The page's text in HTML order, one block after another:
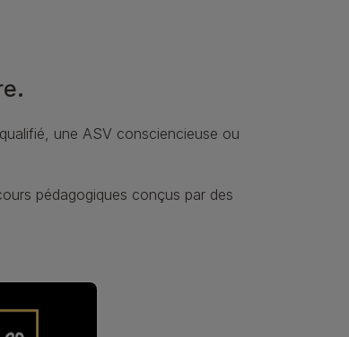
une ASV consciencieuse ou
pédagogiques conçus par des